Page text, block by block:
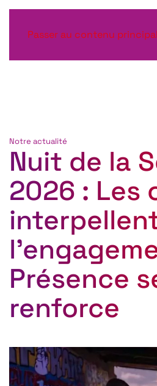
Passer au contenu principal
Notre actualité
Nuit de la
2026 : Les
Présence
renforce